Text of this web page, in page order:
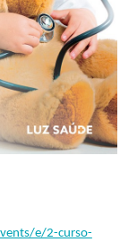
e/2-curso-